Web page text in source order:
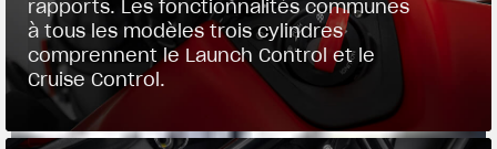
rapports. Les fonctionnalités communes
à tous les modèles trois cylindres
comprennent le Launch Control et le
Cruise Control.